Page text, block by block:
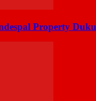
Property